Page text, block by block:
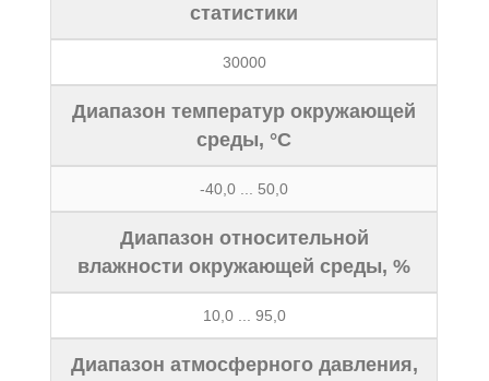
статистики
30000
Диапазон температур окружающей
среды, °С
-40,0 ... 50,0
Диапазон относительной
влажности окружающей среды, %
10,0 ... 95,0
Диапазон атмосферного давления,